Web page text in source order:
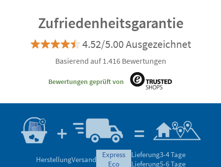
Zufriedenheitsgarantie
4.52/5.00 Ausgezeichnet
Basierend auf 1.416 Bewertungen
Bewertungen geprüft von
HerstellungVersand
express
eco
Lieferung3-4 Tage
Lieferung5-6 Tage